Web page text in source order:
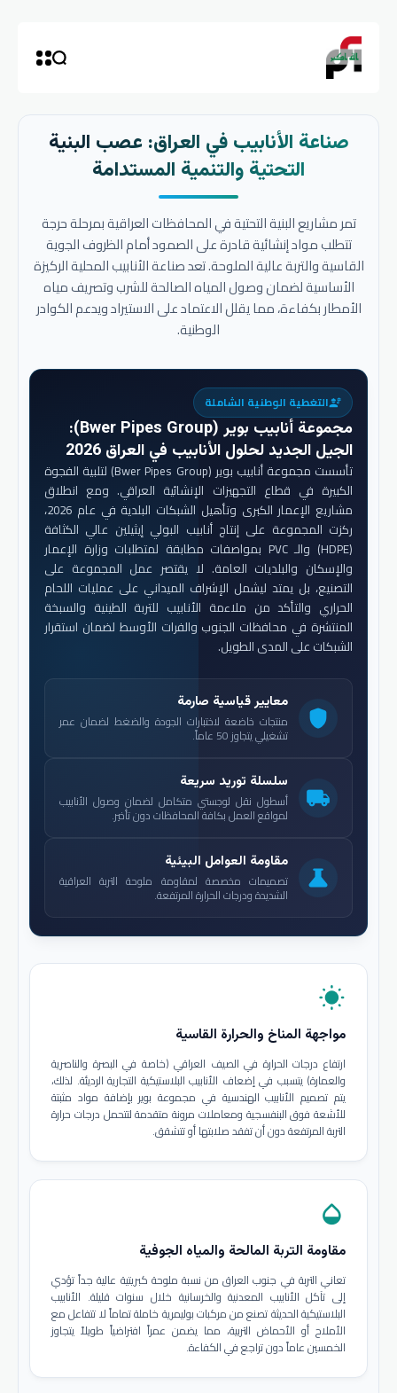
صناعة الأنابيب في العراق: عصب البنية
التحتية والتنمية المستدامة
تمر مشاريع البنية التحتية في المحافظات العراقية بمرحلة حرجة
تتطلب مواد إنشائية قادرة على الصمود أمام الظروف الجوية
القاسية والتربة عالية الملوحة. تعد صناعة الأنابيب المحلية الركيزة
الأساسية لضمان وصول المياه الصالحة للشرب وتصريف مياه
الأمطار بكفاءة، مما يقلل الاعتماد على الاستيراد ويدعم الكوادر
الوطنية.
engineeringالتغطية الوطنية الشاملة
مجموعة أنابيب بوير (Bwer Pipes Group)
:
الجيل الجديد لحلول الأنابيب في العراق 2026
تأسست مجموعة أنابيب بوير (Bwer Pipes Group) لتلبية الفجوة
الكبيرة في قطاع التجهيزات الإنشائية العراقي. ومع انطلاق
مشاريع الإعمار الكبرى وتأهيل الشبكات البلدية في عام 2026،
ركزت المجموعة على إنتاج أنابيب البولي إيثيلين عالي الكثافة
(HDPE) والـ PVC بمواصفات مطابقة لمتطلبات وزارة الإعمار
والإسكان والبلديات العامة. لا يقتصر عمل المجموعة على
التصنيع، بل يمتد ليشمل الإشراف الميداني على عمليات اللحام
الحراري والتأكد من ملاءمة الأنابيب للتربة الطينية والسبخة
المنتشرة في محافظات الجنوب والفرات الأوسط لضمان استقرار
الشبكات على المدى الطويل.
shield
معايير قياسية صارمة
منتجات خاضعة لاختبارات الجودة والضغط لضمان عمر
تشغيلي يتجاوز 50 عاماً.
local_shipping
سلسلة توريد سريعة
أسطول نقل لوجستي متكامل لضمان وصول الأنابيب
لمواقع العمل بكافة المحافظات دون تأخير.
science
مقاومة العوامل البيئية
تصميمات مخصصة لمقاومة ملوحة التربة العراقية
الشديدة ودرجات الحرارة المرتفعة.
wb_sunny
مواجهة المناخ والحرارة القاسية
ارتفاع درجات الحرارة في الصيف العراقي (خاصة في البصرة والناصرية
والعمارة) يتسبب في إضعاف الأنابيب البلاستيكية التجارية الرديئة. لذلك،
يتم تصميم الأنابيب الهندسية في مجموعة بوير بإضافة مواد مثبتة
للأشعة فوق البنفسجية ومعاملات مرونة متقدمة لتتحمل درجات حرارة
التربة المرتفعة دون أن تفقد صلابتها أو تتشقق.
opacity
مقاومة التربة المالحة والمياه الجوفية
تعاني التربة في جنوب العراق من نسبة ملوحة كبريتية عالية جداً تؤدي
إلى تآكل الأنابيب المعدنية والخرسانية خلال سنوات قليلة. الأنابيب
البلاستيكية الحديثة تصنع من مركبات بوليمرية خاملة تماماً لا تتفاعل مع
الأملاح أو الأحماض التربية، مما يضمن عمراً افتراضياً طويلاً يتجاوز
الخمسين عاماً دون تراجع في الكفاءة.